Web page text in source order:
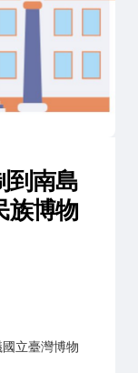
到南島
族博物
立臺灣博物